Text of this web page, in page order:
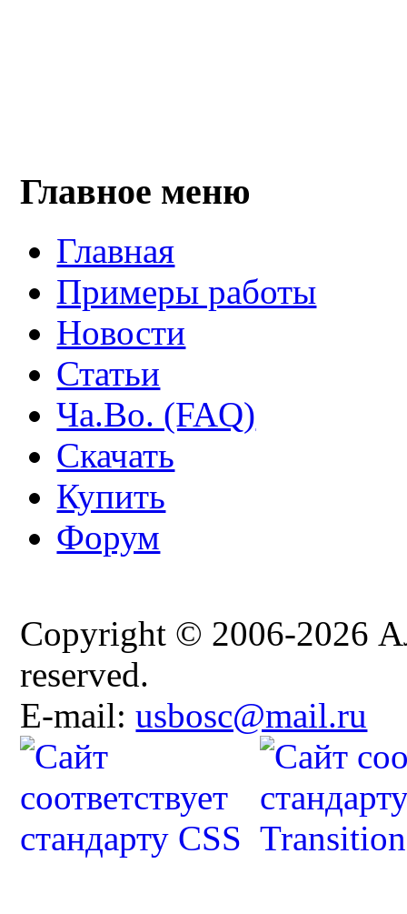
Главное меню
Главная
Примеры работы
Новости
Статьи
Ча.Во. (FAQ)
Скачать
Купить
Форум
Copyright © 2006-2026
reserved.
E-mail:usbosc@mail.ru